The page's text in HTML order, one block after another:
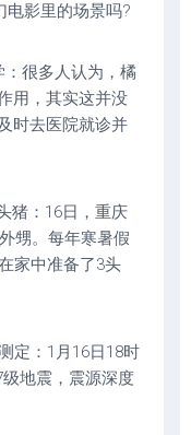
电影里的场景吗?
很多人认为，橘
用，其实这并没
时去医院就诊并
猪：16日，重庆
甥。每年寒暑假
家中准备了3头
定：1月16日18时
地震，震源深度